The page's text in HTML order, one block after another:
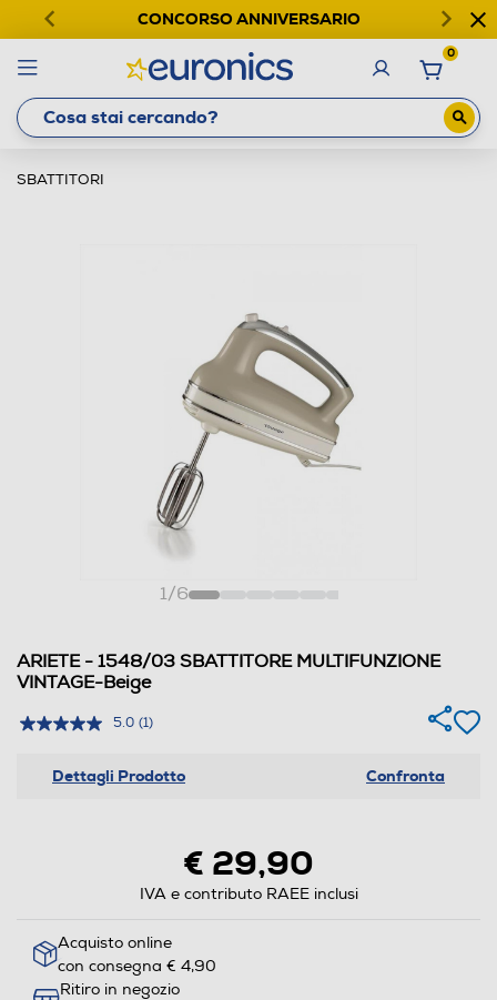
CONCORSO ANNIVERSARIO
0
SBATTITORI
1/6
ARIETE - 1548/03 SBATTITORE MULTIFUNZIONE
VINTAGE-Beige
5.0 (1)
Dettagli Prodotto Confronta
€ 29,90
IVA e contributo RAEE inclusi
Acquisto online
con consegna € 4,90
Ritiro in negozio